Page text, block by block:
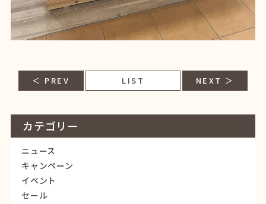
＜ PREV LIST NEXT ＞
カテゴリー
ニュース
キャンペーン
イベント
セール